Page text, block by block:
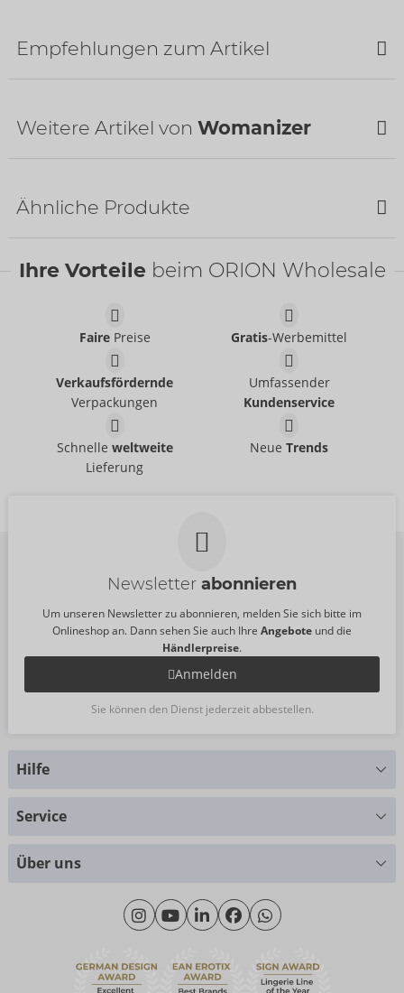
Verfügbarkeit
nächste Lieferung:34/2026
Empfehlungen zum Artikel
Wasserbasierend
39,95 €
Ladekabel
05338900000
UVP:12,99 €
Weitere Artikel von Womanizer
Womanizer
54099000000
Tester Beauty
Womanizer
07544040000
0,00 €
Ähnliche Produkte
Tester LAYA III
07540800000
Tester LAYA III
Ihre Vorteile beim ORION Wholesale
FairePreise Gratis-Werbemittel
Verkaufsfördernde
Verpackungen
Umfassender
Kundenservice
Schnelle weltweite
Lieferung
NeueTrends
Newsletter abonnieren
Um unseren Newsletter zu abonnieren, melden Sie sich bitte im
Onlineshop an. Dann sehen Sie auch Ihre Angebote und die
Händlerpreise.
Anmelden
Sie können den Dienst jederzeit abbestellen.
Hilfe
Montag - Donnerstag: 09:00 - 16:00 Uhr
Freitag: 09:00 - 15:00 Uhr
Kontakt
Service
Über uns
Wir über uns
Nachhaltigkeit
eroFame